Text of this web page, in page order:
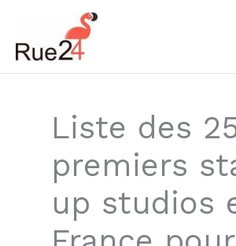
contenu
Liste des
premiers
up studios